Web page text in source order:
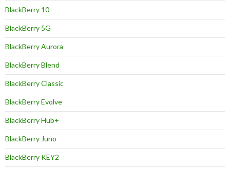
BlackBerry 10
BlackBerry 5G
BlackBerry Aurora
BlackBerry Blend
BlackBerry Classic
BlackBerry Evolve
BlackBerry Hub+
BlackBerry Juno
BlackBerry KEY2